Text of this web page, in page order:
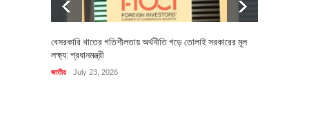
বেসরকারি খাতের গতিশীলতায় অর্থনীতি গড়ে তোলাই সরকারের মূল
লক্ষ্য: প্রধানমন্ত্রী
জাতীয় July 23, 2026